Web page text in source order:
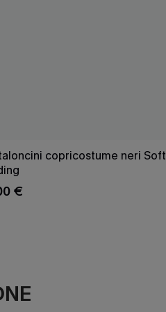
copricostume neri Soft
€